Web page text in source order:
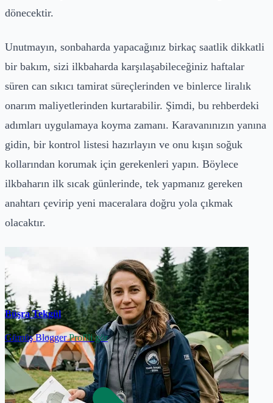
dönecektir.
Unutmayın, sonbaharda yapacağınız birkaç saatlik dikkatli
bir bakım, sizi ilkbaharda karşılaşabileceğiniz haftalar
süren can sıkıcı tamirat süreçlerinden ve binlerce liralık
onarım maliyetlerinden kurtarabilir. Şimdi, bu rehberdeki
adımları uygulamaya koyma zamanı. Karavanınızın yanına
gidin, bir kontrol listesi hazırlayın ve onu kışın soğuk
kollarından korumak için gerekenleri yapın. Böylece
ilkbaharın ilk sıcak günlerinde, tek yapmanız gereken
anahtarı çevirip yeni maceralara doğru yola çıkmak
olacaktır.
Büşra Tekgül
Gümüş Blogger Profili gör